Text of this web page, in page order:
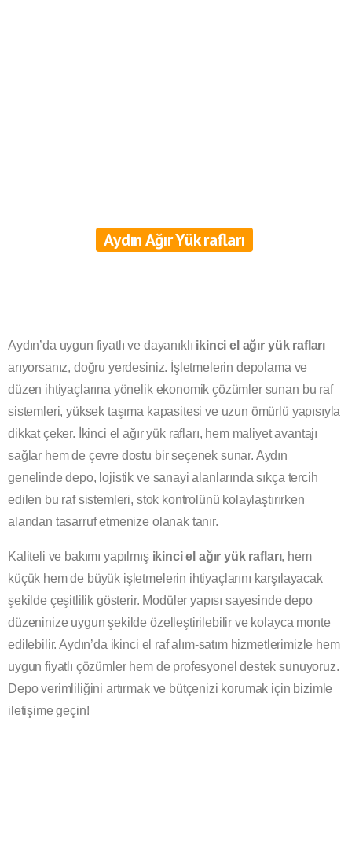
Aydın Ağır Yük rafları
Aydın’da uygun fiyatlı ve dayanıklı ikinci el ağır yük rafları
arıyorsanız, doğru yerdesiniz. İşletmelerin depolama ve
düzen ihtiyaçlarına yönelik ekonomik çözümler sunan bu raf
sistemleri, yüksek taşıma kapasitesi ve uzun ömürlü yapısıyla
dikkat çeker. İkinci el ağır yük rafları, hem maliyet avantajı
sağlar hem de çevre dostu bir seçenek sunar. Aydın
genelinde depo, lojistik ve sanayi alanlarında sıkça tercih
edilen bu raf sistemleri, stok kontrolünü kolaylaştırırken
alandan tasarruf etmenize olanak tanır.
Kaliteli ve bakımı yapılmış ikinci el ağır yük rafları, hem
küçük hem de büyük işletmelerin ihtiyaçlarını karşılayacak
şekilde çeşitlilik gösterir. Modüler yapısı sayesinde depo
düzeninize uygun şekilde özelleştirilebilir ve kolayca monte
edilebilir. Aydın’da ikinci el raf alım-satım hizmetlerimizle hem
uygun fiyatlı çözümler hem de profesyonel destek sunuyoruz.
Depo verimliliğini artırmak ve bütçenizi korumak için bizimle
iletişime geçin!